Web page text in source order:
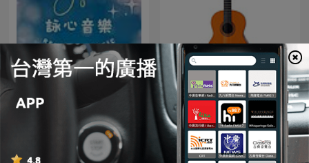
JS詠心舒壓輕音樂-寧靜時刻
Ｑuiet moments
古典小品独奏（一） - 15首